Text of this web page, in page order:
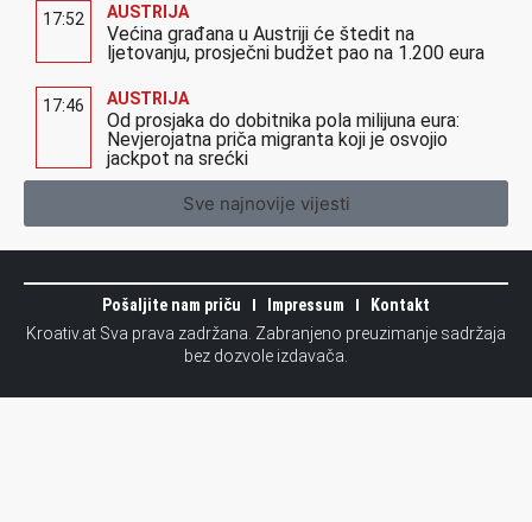
17:52 AUSTRIJA
Većina građana u Austriji će štedit na
ljetovanju, prosječni budžet pao na 1.200 eura
17:46 AUSTRIJA
Od prosjaka do dobitnika pola milijuna eura:
Nevjerojatna priča migranta koji je osvojio
jackpot na srećki
Sve najnovije vijesti
Pošaljite nam priču Impressum
Kontakt
Kroativ.at Sva prava zadržana. Zabranjeno preuzimanje sadržaja
bez dozvole izdavača.